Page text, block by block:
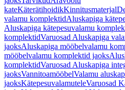
kateKäterätihoidikKinnitusmaterjal
valamu komplektidAluskapiga
Aluskapiga kätepesuvalamu
komplektidVaruosad Aluskapiga
jaoksAluskapiga mööbelvalamu
mööbelvalamu komplektid jaoks
komplektidVaruosad Aluskapiga
jaoksVannitoamööbelValamu
jaoksKätepesuvalamuteleVaruosad